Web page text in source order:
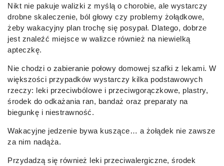
Nikt nie pakuje walizki z myślą o chorobie, ale wystarczy
drobne skaleczenie, ból głowy czy problemy żołądkowe,
żeby wakacyjny plan trochę się posypał. Dlatego, dobrze
jest znaleźć miejsce w walizce również na niewielką
apteczkę.
Nie chodzi o zabieranie połowy domowej szafki z lekami. W
większości przypadków wystarczy kilka podstawowych
rzeczy: leki przeciwbólowe i przeciwgorączkowe, plastry,
środek do odkażania ran, bandaż oraz preparaty na
biegunkę i niestrawność.
Wakacyjne jedzenie bywa kuszące… a żołądek nie zawsze
za nim nadąża.
Przydadzą się również leki przeciwalergiczne, środek